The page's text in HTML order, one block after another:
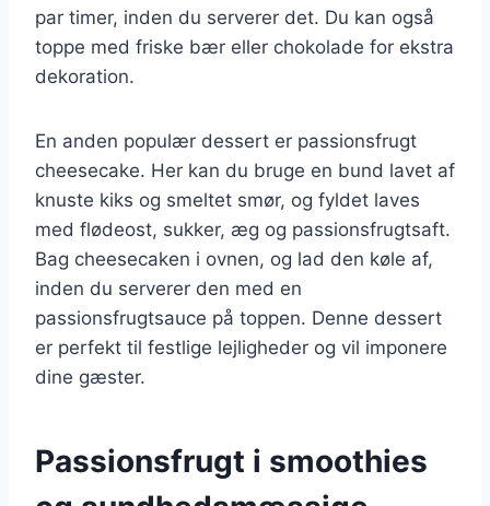
par timer, inden du serverer det. Du kan også
toppe med friske bær eller chokolade for ekstra
dekoration.
En anden populær dessert er passionsfrugt
cheesecake. Her kan du bruge en bund lavet af
knuste kiks og smeltet smør, og fyldet laves
med flødeost, sukker, æg og passionsfrugtsaft.
Bag cheesecaken i ovnen, og lad den køle af,
inden du serverer den med en
passionsfrugtsauce på toppen. Denne dessert
er perfekt til festlige lejligheder og vil imponere
dine gæster.
Passionsfrugt i smoothies